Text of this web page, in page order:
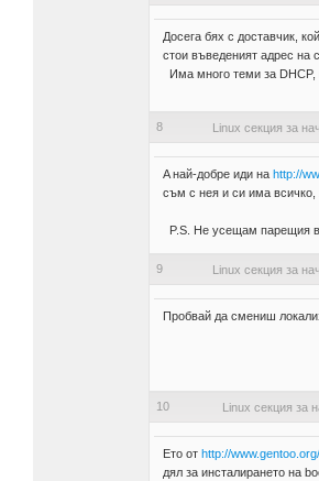
Досега бях с доставчик,
стои въведеният адрес на
Има много теми за DHCP,
8 Linux секция за
A най-добре иди на http://
съм с нея и си има всичко,
P.S. Не усещам парещия
9 Linux секция за
Пробвай да смениш
10 Linux секция за
Eто от http://
дял за инсталирането на